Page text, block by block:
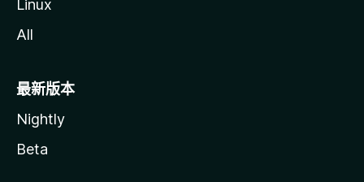
Linux
All
最新版本
Nightly
Beta